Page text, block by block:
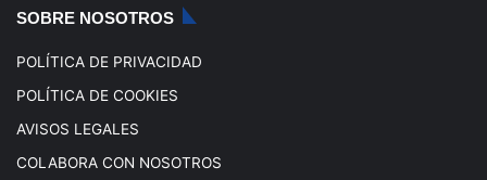
SOBRE NOSOTROS
POLÍTICA DE PRIVACIDAD
POLÍTICA DE COOKIES
AVISOS LEGALES
COLABORA CON NOSOTROS